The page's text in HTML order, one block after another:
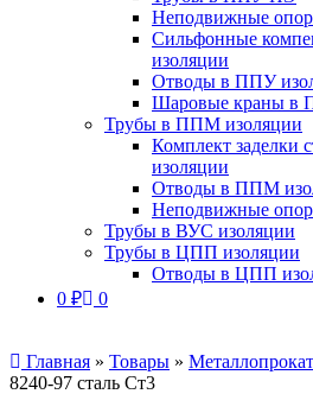
Неподвижные
Сильфонные
изоляции
Отводы в ППУ
Шаровые краны в
Трубы в ППМ изоляции
Комплект
изоляции
Отводы в ППМ
Неподвижные
Трубы в ВУС изоляции
Трубы в ЦПП изоляции
Отводы в ЦПП
0 ₽ 0
Главная » Товары » Металлопрокат
8240-97 сталь Ст3